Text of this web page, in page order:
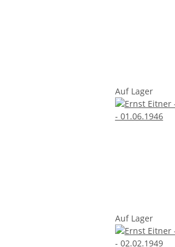
Auf Lager
Auf Lager